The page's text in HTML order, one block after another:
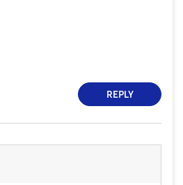
REPLY